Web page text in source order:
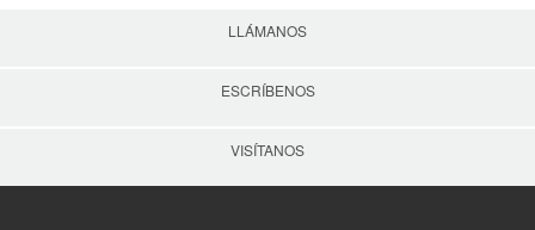
LLÁMANOS
ESCRÍBENOS
VISÍTANOS